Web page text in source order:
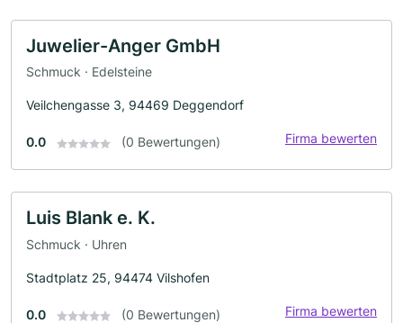
Juwelier-Anger GmbH
Schmuck · Edelsteine
Veilchengasse 3, 94469 Deggendorf
0.0 (0 Bewertungen) Firma bewerten
Luis Blank e. K.
Schmuck · Uhren
Stadtplatz 25, 94474 Vilshofen
0.0 (0 Bewertungen) Firma bewerten